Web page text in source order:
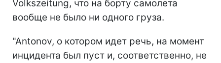
Volkszeitung, что на борту самолета
вообще не было ни одного груза.
"Antonov, о котором идет речь, на момент
инцидента был пуст и, соответственно, не